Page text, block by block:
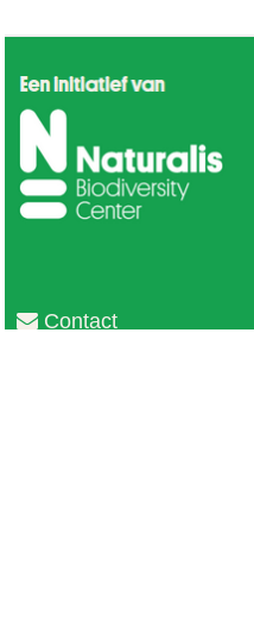
Contact